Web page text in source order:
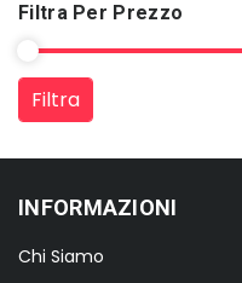
Filtra Per Prezzo
Prezzo Min
Prezzo Max
Filtra
INFORMAZIONI
Chi Siamo